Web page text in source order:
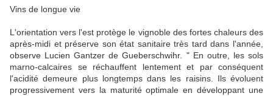
Vins de longue vie
L'orientation vers l'est protège le vignoble des fortes chaleurs des
après-midi et préserve son état sanitaire très tard dans l'année,
observe Lucien Gantzer de Gueberschwihr. " En outre, les sols
marno-calcaires se réchauffent lentement et par conséquent
l'acidité demeure plus longtemps dans les raisins. Ils évoluent
progressivement vers la maturité optimale en développant une